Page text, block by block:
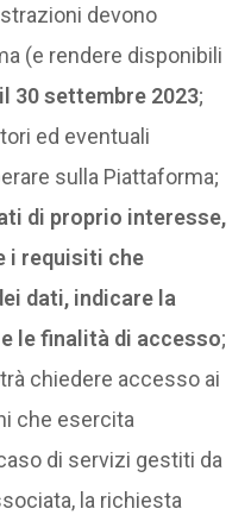
devono
(e rendere disponibili
30 settembre 2023;
ed eventuali
sulla Piattaforma;
di proprio interesse,
i requisiti che
dati, indicare la
le finalità di accesso;
chiedere accesso ai
che esercita
di servizi gestiti da
la richiesta